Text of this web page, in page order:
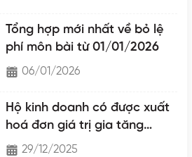
Tổng hợp mới nhất về bỏ lệ
phí môn bài từ 01/01/2026
06/01/2026
Hộ kinh doanh có được xuất
hoá đơn giá trị gia tăng
không?
29/12/2025